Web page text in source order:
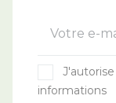
Votre e-
informations